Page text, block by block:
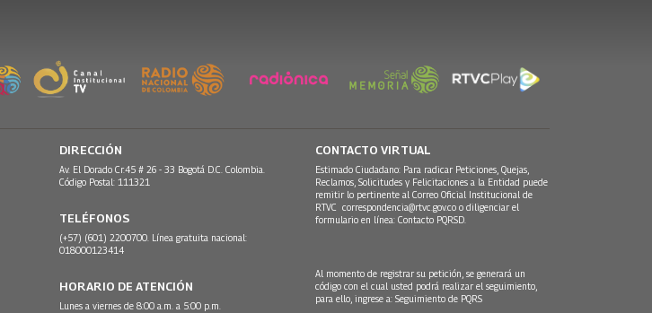
DIRECCIÓN
Av. El Dorado Cr.45 # 26 - 33 Bogotá D.C. Colombia.
Código Postal: 111321
TELÉFONOS
(+57) (601) 2200700. Línea gratuita nacional:
018000123414
HORARIO DE ATENCIÓN
Lunes a viernes de 8:00 a.m. a 5:00 p.m.
CONTACTO VIRTUAL
Estimado Ciudadano: Para radicar Peticiones, Quejas,
Reclamos, Solicitudes y Felicitaciones a la Entidad puede
remitir lo pertinente al Correo Oficial Institucional de
RTVC correspondencia@rtvc.gov.co o diligenciar el
formulario en línea: Contacto PQRSD.
Al momento de registrar su petición, se generará un
código con el cual usted podrá realizar el seguimiento,
para ello, ingrese a: Seguimiento de PQRS